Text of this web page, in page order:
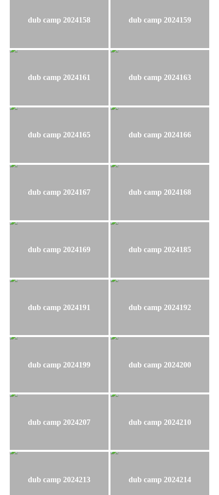
dub camp 2024158 dub camp 2024159
dub camp 2024161 dub camp 2024163
dub camp 2024165 dub camp 2024166
dub camp 2024167 dub camp 2024168
dub camp 2024169 dub camp 2024185
dub camp 2024191 dub camp 2024192
dub camp 2024199 dub camp 2024200
dub camp 2024207 dub camp 2024210
dub camp 2024213 dub camp 2024214